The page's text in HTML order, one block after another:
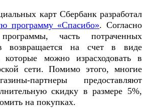
карт Сбербанк разработал
программу «Спасибо». Согласно
часть потраченных
возвращается на счет в виде
можно израсходовать в
сети. Помимо этого, многие
партнеры предоставляют
скидку в размере 5%,
на покупках.